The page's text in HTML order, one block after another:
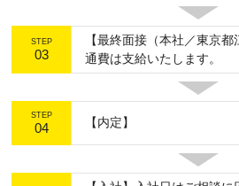
STEP
03
【最終面接（本社／東京
通費は支給いたします。
STEP
04 【内定】